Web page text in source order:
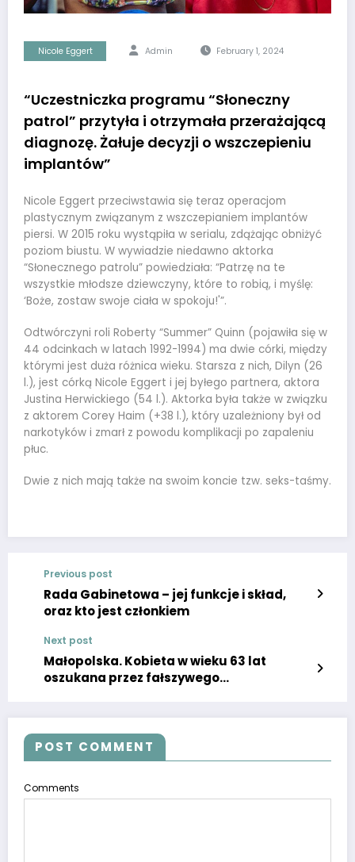
Nicole Eggert Admin February 1, 2024
“Uczestniczka programu “Słoneczny
patrol” przytyła i otrzymała przerażającą
diagnozę. Żałuje decyzji o wszczepieniu
implantów”
Nicole Eggert przeciwstawia się teraz operacjom
plastycznym związanym z wszczepianiem implantów
piersi. W 2015 roku wystąpiła w serialu, zdążając obniżyć
poziom biustu. W wywiadzie niedawno aktorka
“Słonecznego patrolu” powiedziała: “Patrzę na te
wszystkie młodsze dziewczyny, które to robią, i myślę:
‘Boże, zostaw swoje ciała w spokoju!'”.
Odtwórczyni roli Roberty “Summer” Quinn (pojawiła się w
44 odcinkach w latach 1992-1994) ma dwie córki, między
którymi jest duża różnica wieku. Starsza z nich, Dilyn (26
l.), jest córką Nicole Eggert i jej byłego partnera, aktora
Justina Herwickiego (54 l.). Aktorka była także w związku
z aktorem Corey Haim (+38 l.), który uzależniony był od
narkotyków i zmarł z powodu komplikacji po zapaleniu
płuc.
Dwie z nich mają także na swoim koncie tzw. seks-taśmy.
Previous post
Rada Gabinetowa – jej funkcje i skład,
oraz kto jest członkiem
Next post
Małopolska. Kobieta w wieku 63 lat
oszukana przez fałszywego
POST COMMENT
Comments